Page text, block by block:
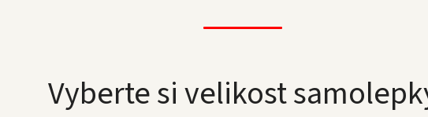
Vyberte si velikost